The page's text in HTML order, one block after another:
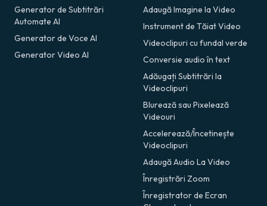
Generator de Subtitrări
Automate AI
Generator de Voce AI
Generator Video AI
Adaugă Imagine la Video
Instrument de Tăiat Video
Videoclipuri cu fundal verde
Conversie audio în text
Adăugați Subtitrări la
Videoclipuri
Blurează sau Pixelează
Videouri
Accelerează/Încetinește
Videoclipuri
Adaugă Audio La Video
Înregistrări Zoom
Înregistrator de Ecran